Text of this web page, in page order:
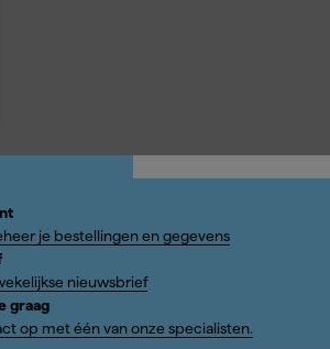
je bestellingen en gegevens
nieuwsbrief
graag
op met één van onze specialisten.